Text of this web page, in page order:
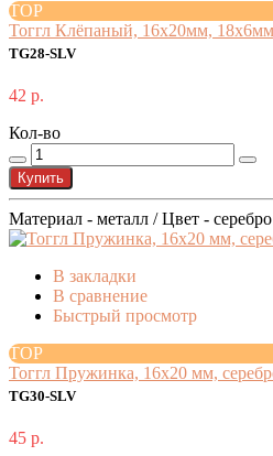
TOP
Тоггл Клёпаный, 16x20мм,
TG28-SLV
42 р.
Кол-во
Купить
Материал - металл / Цвет -
В закладки
В сравнение
Быстрый просмотр
TOP
Тоггл Пружинка, 16х20 мм,
TG30-SLV
45 р.